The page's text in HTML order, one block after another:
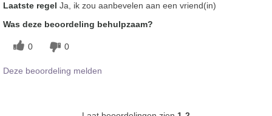
met andere door je gebruikte merken
decoratieve make-up?
Laatste regel Ja, ik zou aanbevelen aan een vriend(in)
Was deze beoordeling behulpzaam?
0 0
Deze beoordeling melden